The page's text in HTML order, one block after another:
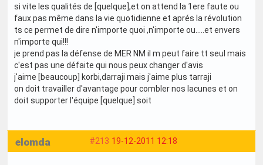
si vite les qualités de [quelque],et on attend la 1ere faute ou
faux pas même dans la vie quotidienne et aprés la révolution
ts ce permet de dire n'importe quoi ,n'importe ou.....et envers
n'importe qui!!!
je prend pas la défense de MER NM il m peut faire tt seul mais
c'est pas une défaite qui nous peux changer d'avis
j'aime [beaucoup] korbi,darraji mais j'aime plus tarraji
on doit travailler d'avantage pour combler nos lacunes et on
doit supporter l'équipe [quelque] soit
#213 19-12-2011 12:18
elomda